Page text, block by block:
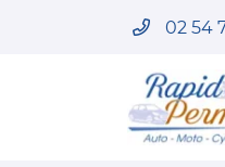
02 54
41100 Vendôme
02 54 77 30 23